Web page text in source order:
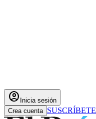
account_circle Inicia sesión
Crea cuenta SUSCRÍBETE